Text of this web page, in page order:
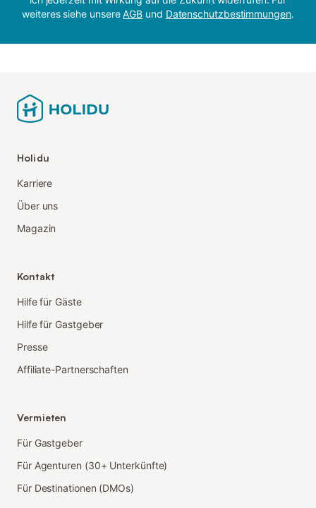
weiteres siehe unsereAGB und Datenschutzbestimmungen.
Holidu
Karriere
Über uns
Magazin
Kontakt
Hilfe für Gäste
Hilfe für Gastgeber
Presse
Affiliate-Partnerschaften
Vermieten
Für Gastgeber
Für Agenturen (30+ Unterkünfte)
Für Destinationen (DMOs)